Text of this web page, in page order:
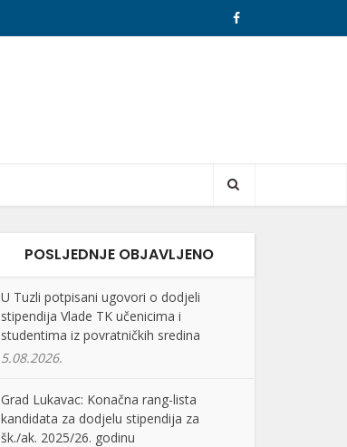
POSLJEDNJE OBJAVLJENO
U Tuzli potpisani ugovori o dodjeli
stipendija Vlade TK učenicima i
studentima iz povratničkih sredina
5.08.2026.
Grad Lukavac: Konačna rang-lista
kandidata za dodjelu stipendija za
šk./ak. 2025/26. godinu